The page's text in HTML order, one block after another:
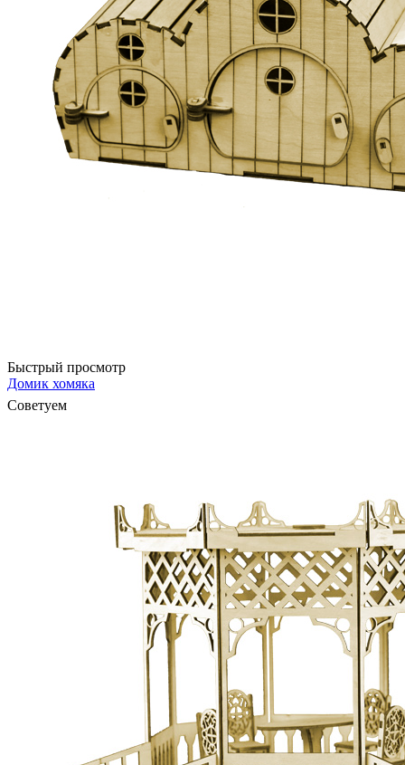
Быстрый просмотр
Домик хомяка
Советуем